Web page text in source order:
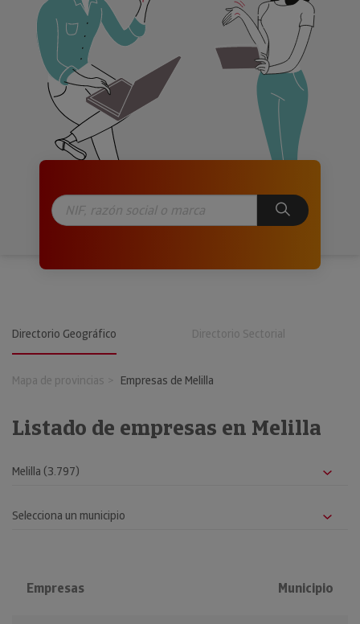
Directorio Geográfico Directorio Sectorial
Mapa de provincias Empresas de Melilla
Listado de empresas en Melilla
Empresas Municipio